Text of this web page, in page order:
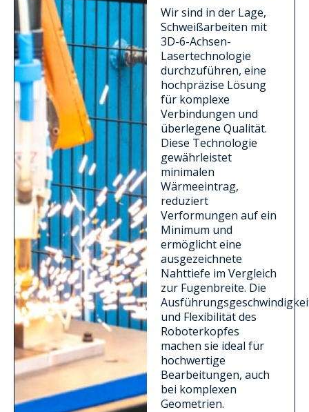
Wir sind in der Lage,
Schweißarbeiten mit
3D-6-Achsen-
Lasertechnologie
durchzuführen, eine
hochpräzise Lösung
für komplexe
Verbindungen und
überlegene Qualität.
Diese Technologie
gewährleistet
minimalen
Wärmeeintrag,
reduziert
Verformungen auf ein
Minimum und
ermöglicht eine
ausgezeichnete
Nahttiefe im Vergleich
zur Fugenbreite. Die
und Flexibilität des
Roboterkopfes
machen sie ideal für
hochwertige
Bearbeitungen, auch
bei komplexen
Geometrien.